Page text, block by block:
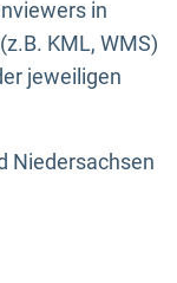
in
KML, WMS)
jeweiligen
Niedersachsen